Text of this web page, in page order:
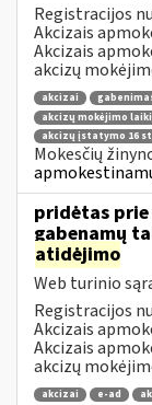
Registracijos
Akcizais
Akcizais
akcizų
akcizai
akcizų mokėjimo
akcizų įstatymo 16
Mokesčių
pridėtas
gabenamų
atidėjimo
Web turinio
Registracijos
Akcizais
Akcizais
akcizų
akcizai e-ad